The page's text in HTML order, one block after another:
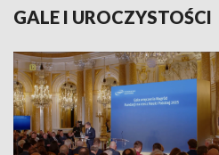
GALE I UROCZYSTOŚCI